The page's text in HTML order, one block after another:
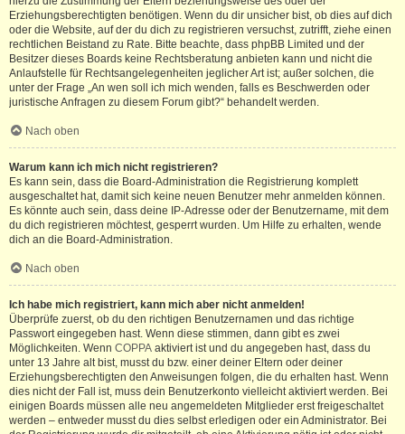
Erziehungsberechtigten benötigen. Wenn du dir unsicher bist, ob dies auf dich
oder die Website, auf der du dich zu registrieren versuchst, zutrifft, ziehe einen
rechtlichen Beistand zu Rate. Bitte beachte, dass phpBB Limited und der
Besitzer dieses Boards keine Rechtsberatung anbieten kann und nicht die
Anlaufstelle für Rechtsangelegenheiten jeglicher Art ist; außer solchen, die
unter der Frage „An wen soll ich mich wenden, falls es Beschwerden oder
juristische Anfragen zu diesem Forum gibt?“ behandelt werden.
Nach oben
Warum kann ich mich nicht registrieren?
Es kann sein, dass die Board-Administration die Registrierung komplett
ausgeschaltet hat, damit sich keine neuen Benutzer mehr anmelden können.
Es könnte auch sein, dass deine IP-Adresse oder der Benutzername, mit dem
du dich registrieren möchtest, gesperrt wurden. Um Hilfe zu erhalten, wende
dich an die Board-Administration.
Nach oben
Ich habe mich registriert, kann mich aber nicht anmelden!
Überprüfe zuerst, ob du den richtigen Benutzernamen und das richtige
Passwort eingegeben hast. Wenn diese stimmen, dann gibt es zwei
Möglichkeiten. Wenn COPPA aktiviert ist und du angegeben hast, dass du
unter 13 Jahre alt bist, musst du bzw. einer deiner Eltern oder deiner
Erziehungsberechtigten den Anweisungen folgen, die du erhalten hast. Wenn
dies nicht der Fall ist, muss dein Benutzerkonto vielleicht aktiviert werden. Bei
einigen Boards müssen alle neu angemeldeten Mitglieder erst freigeschaltet
werden – entweder musst du dies selbst erledigen oder ein Administrator. Bei